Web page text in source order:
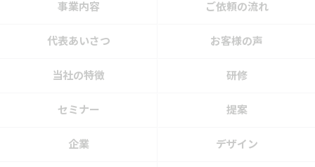
事業内容 ご依頼の流れ
代表あいさつ お客様の声
当社の特徴 研修
セミナー 提案
企業 デザイン